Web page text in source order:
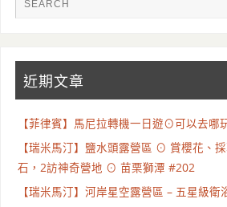
近期文章
【菲律賓】馬尼拉轉機一日遊⊙可以去哪
【瑞米馬汀】鹽水頭露營區 ⊙ 賞櫻花、
石，2訪神奇營地 ⊙ 苗栗獅潭 #202
【瑞米馬汀】河岸星空露營區 – 五星級